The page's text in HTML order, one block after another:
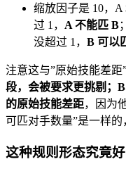
缩放因子是 10，A
过 1， A 不能匹 B
没超过 1， B 可以
注意这与”原始技能差距
段，会被要求更挑剔；
的原始技能差距，因为
可匹对手数量”是一样的
这种规则形态究竟好